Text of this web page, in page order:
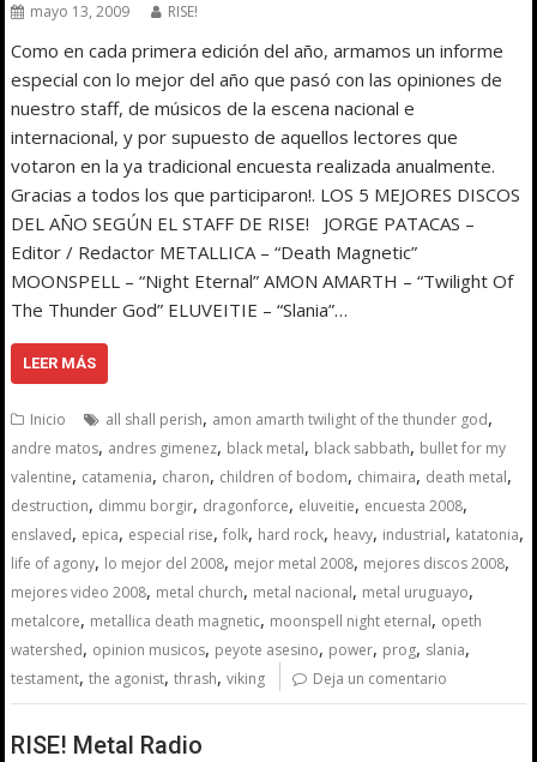
mayo 13, 2009 RISE!
Como en cada primera edición del año, armamos un informe
especial con lo mejor del año que pasó con las opiniones de
nuestro staff, de músicos de la escena nacional e
internacional, y por supuesto de aquellos lectores que
votaron en la ya tradicional encuesta realizada anualmente.
Gracias a todos los que participaron!. LOS 5 MEJORES DISCOS
DEL AÑO SEGÚN EL STAFF DE RISE! JORGE PATACAS –
Editor / Redactor METALLICA – “Death Magnetic”
MOONSPELL – “Night Eternal” AMON AMARTH – “Twilight Of
The Thunder God” ELUVEITIE – “Slania”…
LEER MÁS
Inicio all shall perish, amon amarth twilight of the thunder god,
andre matos, andres gimenez, black metal, black sabbath, bullet for my
valentine, catamenia, charon, children of bodom, chimaira, death metal,
destruction, dimmu borgir, dragonforce, eluveitie, encuesta 2008,
enslaved, epica, especial rise,folk, hard rock, heavy, industrial, katatonia,
life of agony, lo mejor del 2008, mejor metal 2008, mejores discos 2008,
mejores video 2008, metal church, metal nacional, metal uruguayo,
metalcore, metallica death magnetic, moonspell night eternal, opeth
watershed, opinion musicos, peyote asesino, power, prog, slania,
testament,the agonist,thrash,viking Deja un comentario
RISE! Metal Radio